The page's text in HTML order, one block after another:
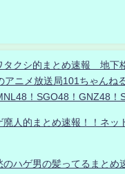
クシ的まとめ速報 地下
ニメ放送局101ちゃんね
！SGO48！GNZ48！
廃人的まとめ速報！！ネッ
のハゲ男の髪ってるまとめ